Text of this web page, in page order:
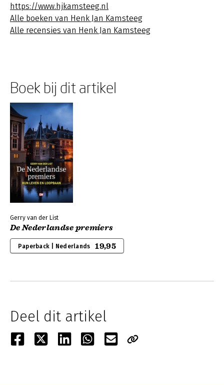
https://www.hjkamsteeg.nl
Alle boeken van Henk Jan Kamsteeg
Alle recensies van Henk Jan Kamsteeg
Boek bij dit artikel
Gerry van der List
De Nederlandse premiers
Paperback | Nederlands 19,95
Deel dit artikel